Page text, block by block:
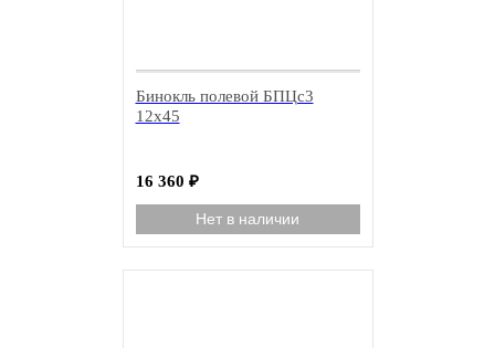
Бинокль полевой БПЦс3
12x45
16 360 ₽
Нет в наличии